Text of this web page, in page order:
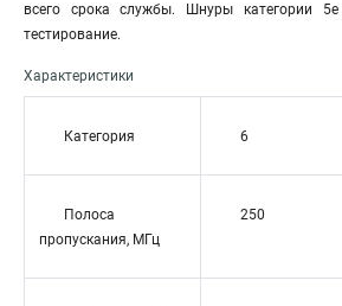
всего срока службы. Шнуры категории
тестирование.
Характеристики
Категория 6
Полоса
пропускания, МГц
250